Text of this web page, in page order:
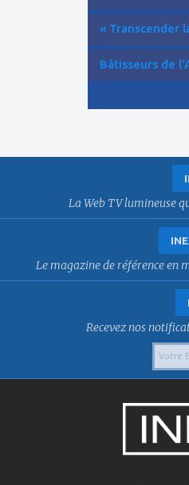
« Transcender
Bâtisseurs de
La Web TV lumineuse
Le magazine de référence en
Recevez nos